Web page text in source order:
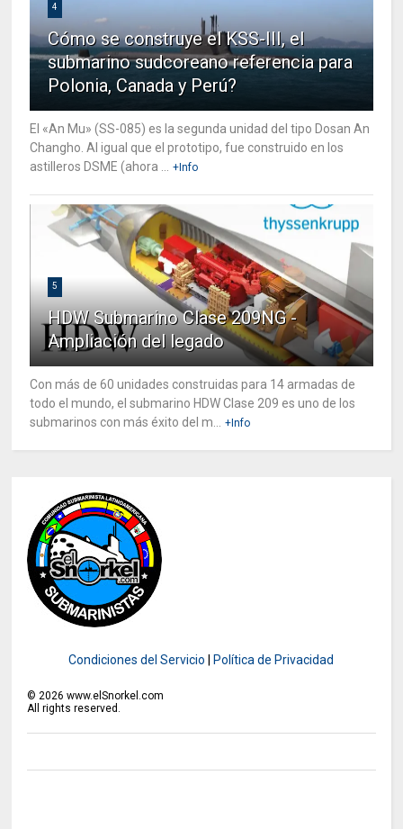
4
Cómo se construye el KSS-III, el
submarino sudcoreano referencia para
Polonia, Canada y Perú?
El «An Mu» (SS-085) es la segunda unidad del tipo Dosan An
Changho. Al igual que el prototipo, fue construido en los
astilleros DSME (ahora ...
+Info
5
HDW Submarino Clase 209NG -
Ampliación del legado
Con más de 60 unidades construidas para 14 armadas de
todo el mundo, el submarino HDW Clase 209 es uno de los
submarinos con más éxito del m...
+Info
Condiciones del Servicio Política de Privacidad
© 2026 www.elSnorkel.com
All rights reserved.